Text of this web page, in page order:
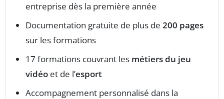
entreprise dès la première année
Documentation gratuite de plus de 200 pages
sur les formations
17 formations couvrant les métiers du jeu
vidéo et de l’esport
Accompagnement personnalisé dans la